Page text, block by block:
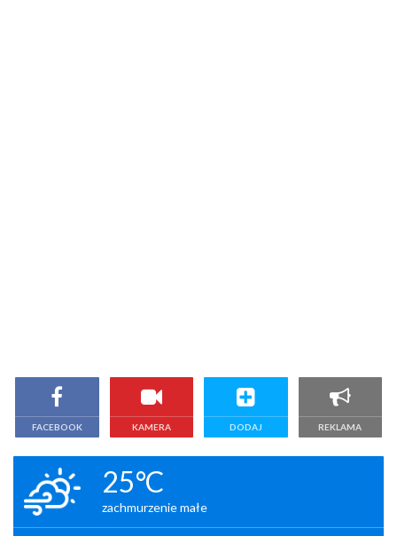
FACEBOOK KAMERA DODAJ REKLAMA
25°C
zachmurzenie małe